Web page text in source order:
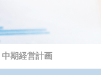
中期経営計画